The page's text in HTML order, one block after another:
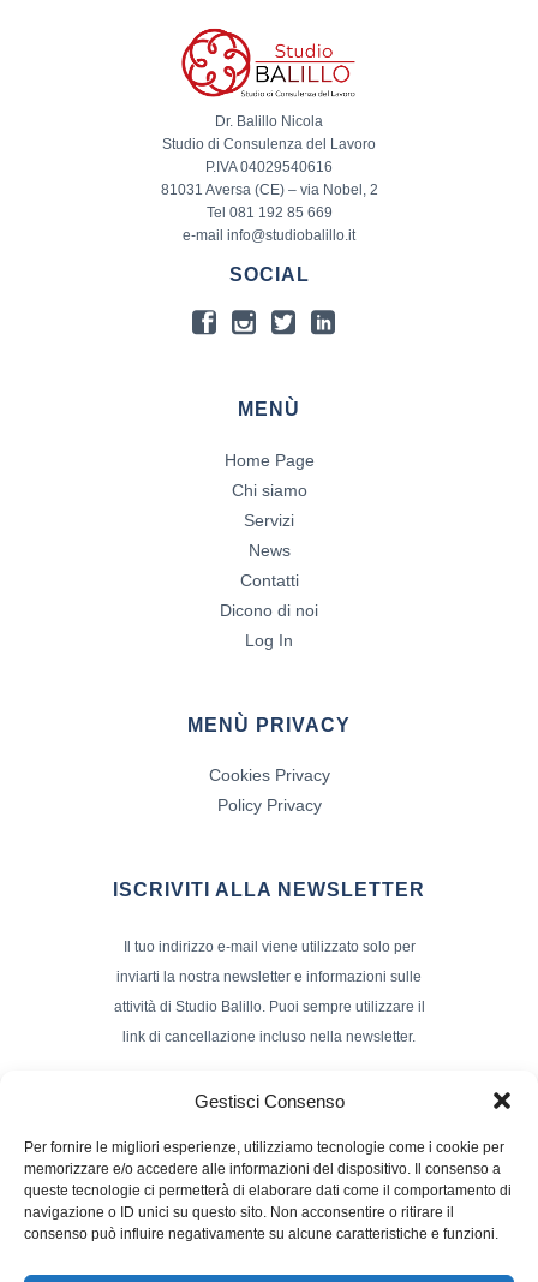
Gestisci Consenso
Per fornire le migliori esperienze, utilizziamo tecnologie come i cookie per
memorizzare e/o accedere alle informazioni del dispositivo. Il consenso a
queste tecnologie ci permetterà di elaborare dati come il comportamento di
navigazione o ID unici su questo sito. Non acconsentire o ritirare il
consenso può influire negativamente su alcune caratteristiche e funzioni.
Dr. Balillo Nicola
Studio di Consulenza del Lavoro
P.IVA 04029540616
81031 Aversa (CE) – via Nobel, 2
Tel 081 192 85 669
e-mail info@studiobalillo.it
SOCIAL
MENÙ
Home Page
Chi siamo
Servizi
News
Contatti
Dicono di noi
Log In
MENÙ PRIVACY
Cookies Privacy
Policy Privacy
ISCRIVITI ALLA NEWSLETTER
Il tuo indirizzo e-mail viene utilizzato solo per
inviarti la nostra newsletter e informazioni sulle
attività di Studio Balillo. Puoi sempre utilizzare il
link di cancellazione incluso nella newsletter.
Nome e Cognome